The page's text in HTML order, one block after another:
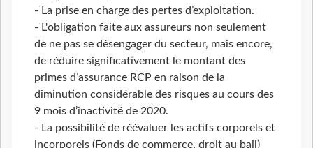
- La prise en charge des pertes d’exploitation.
- L'obligation faite aux assureurs non seulement
de ne pas se désengager du secteur, mais encore,
de réduire significativement le montant des
primes d’assurance RCP en raison de la
diminution considérable des risques au cours des
9 mois d’inactivité de 2020.
- La possibilité de réévaluer les actifs corporels et
incorporels (Fonds de commerce, droit au bail)